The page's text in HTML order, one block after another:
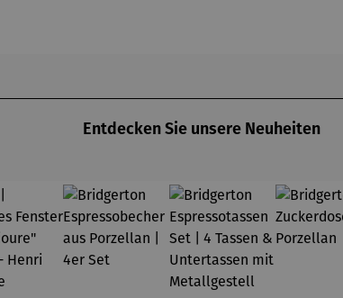
Monet
Entdecken Sie unsere Neuheiten